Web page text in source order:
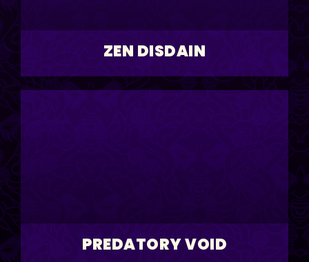
ZEN DISDAIN
PREDATORY VOID